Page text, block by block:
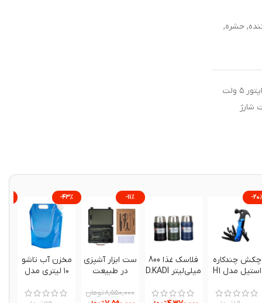
حشره,
جهت شارژ محصولات شارژی از آداپتور ۵ ولت
شارژ
چکش چندکاره
استیل مدل H1
فلاسک غذا 800
میلی‌لیتر D.KADI
-۱۱%
ست ابزار آشپزی
در طبیعت
ne20261
۸,۵۵۰,۰۰۰تومان
-۴۳%
مخزن آب تاشو
۱۰ لیتری مدل